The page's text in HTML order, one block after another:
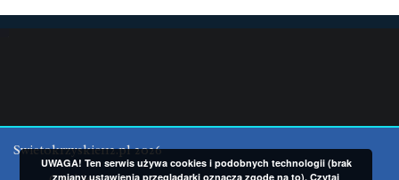
Swietokrzyskie112.pl 2026
UWAGA! Ten serwis używa cookies i podobnych technologii (brak
zmiany ustawienia przeglądarki oznacza zgodę na to).Czytaj